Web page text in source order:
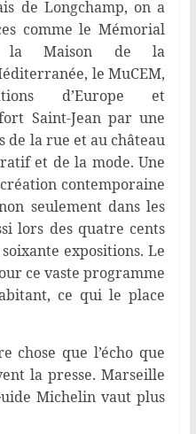
de Longchamp, on a
comme le Mémorial
la Maison de la
le MuCEM,
d’Europe et
Saint-Jean par une
de la rue et au château
et de la mode. Une
contemporaine
seulement dans les
lors des quatre cents
expositions. Le
ce vaste programme
ce qui le place
chose que l’écho que
la presse. Marseille
Michelin vaut plus
: